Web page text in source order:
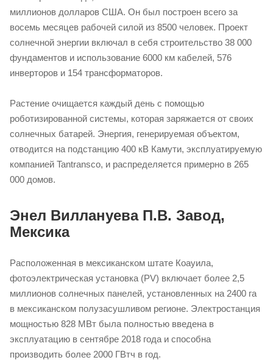
миллионов долларов США. Он был построен всего за
восемь месяцев рабочей силой из 8500 человек. Проект
солнечной энергии включал в себя строительство 38 000
фундаментов и использование 6000 км кабелей, 576
инверторов и 154 трансформаторов.
Растение очищается каждый день с помощью
роботизированной системы, которая заряжается от своих
солнечных батарей. Энергия, генерируемая объектом,
отводится на подстанцию ​​400 кВ Камути, эксплуатируемую
компанией Tantransco, и распределяется примерно в 265
000 домов.
Энел Виллануева П.В. Завод,
Мексика
Расположенная в мексиканском штате Коауила,
фотоэлектрическая установка (PV) включает более 2,5
миллионов солнечных панелей, установленных на 2400 га
в мексиканском полузасушливом регионе. Электростанция
мощностью 828 МВт была полностью введена в
эксплуатацию в сентябре 2018 года и способна
производить более 2000 ГВтч в год.